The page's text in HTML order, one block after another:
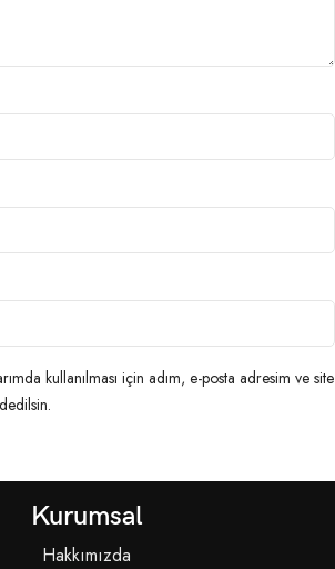
kullanılması için adım, e-posta adresim ve site
Kurumsal
Hakkımızda